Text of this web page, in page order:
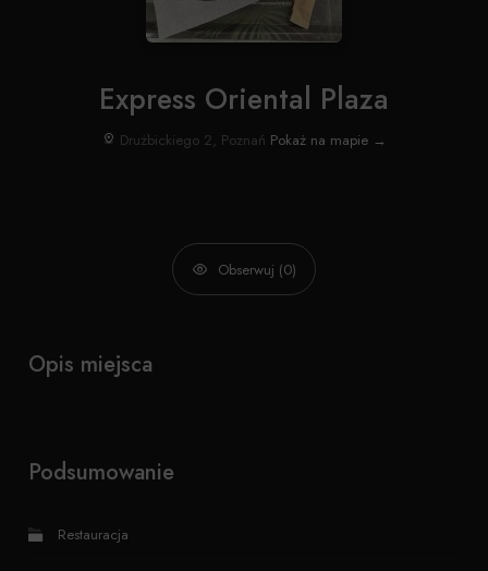
Express Oriental Plaza
Drużbickiego 2, Poznań Pokaż na mapie →
Obserwuj (0)
Opis miejsca
Podsumowanie
Restauracja